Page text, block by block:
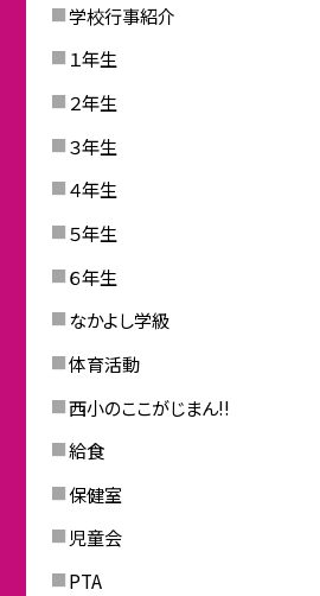
学校行事紹介
１年生
２年生
３年生
４年生
５年生
６年生
なかよし学級
体育活動
西小のここがじまん!!
給食
保健室
児童会
PTA